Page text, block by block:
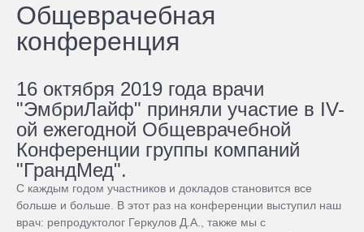
Общеврачебная
конференция
16 октября 2019 года врачи
"ЭмбриЛайф" приняли участие в IV-
ой ежегодной Общеврачебной
Конференции группы компаний
"ГрандМед".
С каждым годом участников и докладов становится все
больше и больше. В этот раз на конференции выступил наш
врач: репродуктолог Геркулов Д.А., также мы с